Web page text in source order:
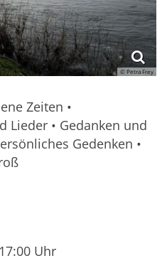
© Petra Frey
Zeiten •
Lieder • Gedanken und
Gedenken •
Uhr